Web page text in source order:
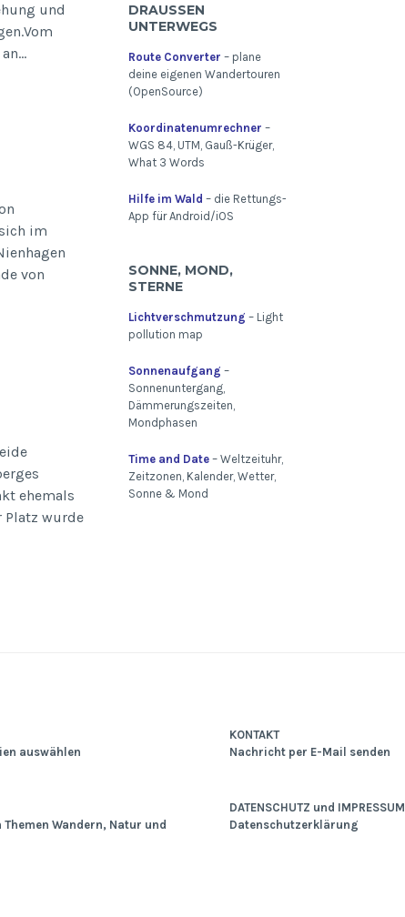
und
im
von
ehemals
Platz wurde
DRAUSSEN U
NTERWEGS
Route Converter – plane
deine eigenen Wandertouren
(OpenSource)
Koordinatenumrechner –
WGS 84, UTM, Gauß-Krüger,
What 3 Words
Hilfe im Wald – die Rettungs-
App für Android/iOS
SONNE, MOND,
STERNE
Lichtverschmutzung – Light
pollution map
Sonnenaufgang –
Sonnenuntergang,
Dämmerungszeiten,
Mondphasen
Time and Date– Weltzeituhr,
Zeitzonen, Kalender, Wetter,
Sonne & Mond
auswählen
Wandern, Natur und
KONTAKT
Nachricht per E-Mail senden
DATENSCHUTZ und IMPRESSUM
Datenschutzerklärung